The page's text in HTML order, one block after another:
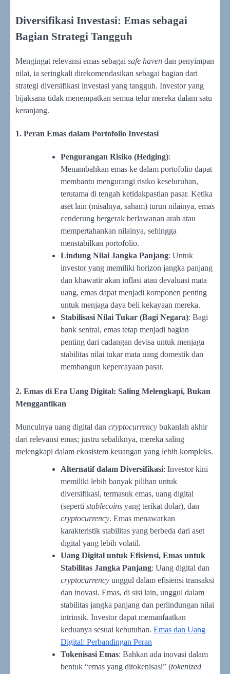
Diversifikasi Investasi: Emas sebagai
Bagian Strategi Tangguh
Mengingat relevansi emas sebagai safe haven dan penyimpan
nilai, ia seringkali direkomendasikan sebagai bagian dari
strategi diversifikasi investasi yang tangguh. Investor yang
bijaksana tidak menempatkan semua telur mereka dalam satu
keranjang.
1. Peran Emas dalam Portofolio Investasi
Pengurangan Risiko (Hedging):
Menambahkan emas ke dalam portofolio dapat
membantu mengurangi risiko keseluruhan,
terutama di tengah ketidakpastian pasar. Ketika
aset lain (misalnya, saham) turun nilainya, emas
cenderung bergerak berlawanan arah atau
mempertahankan nilainya, sehingga
menstabilkan portofolio.
Lindung Nilai Jangka Panjang: Untuk
investor yang memiliki horizon jangka panjang
dan khawatir akan inflasi atau devaluasi mata
uang, emas dapat menjadi komponen penting
untuk menjaga daya beli kekayaan mereka.
Stabilisasi Nilai Tukar (Bagi Negara): Bagi
bank sentral, emas tetap menjadi bagian
penting dari cadangan devisa untuk menjaga
stabilitas nilai tukar mata uang domestik dan
membangun kepercayaan pasar.
2. Emas di Era Uang Digital: Saling Melengkapi, Bukan
Menggantikan
Munculnya uang digital dan cryptocurrency bukanlah akhir
dari relevansi emas; justru sebaliknya, mereka saling
melengkapi dalam ekosistem keuangan yang lebih kompleks.
Alternatif dalam Diversifikasi: Investor kini
memiliki lebih banyak pilihan untuk
diversifikasi, termasuk emas, uang digital
(seperti stablecoins yang terikat dolar), dan
cryptocurrency. Emas menawarkan
karakteristik stabilitas yang berbeda dari aset
digital yang lebih volatil.
Uang Digital untuk Efisiensi, Emas untuk
Stabilitas Jangka Panjang: Uang digital dan
cryptocurrency unggul dalam efisiensi transaksi
dan inovasi. Emas, di sisi lain, unggul dalam
stabilitas jangka panjang dan perlindungan nilai
intrinsik. Investor dapat memanfaatkan
keduanya sesuai kebutuhan. Emas dan Uang
Digital: Perbandingan Peran
Tokenisasi Emas: Bahkan ada inovasi dalam
bentuk “emas yang ditokenisasi” (tokenized